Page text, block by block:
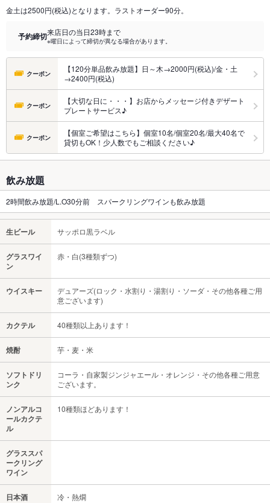
金土は2500円(税込)となります。ラストオーダー90分。
予約締切来店日の当日23時まで
※曜日によって締切が異なる場合があります。
クーポン
【120分単品飲み放題】日～木→2000円(税込)/金・土
→2400円(税込)
クーポン
【大切な日に・・・】お店からメッセージ付きデザート
プレートサービス♪
クーポン
【個室ご希望はこちら】個室10名/個室20名/最大40名で
貸切もOK！少人数でもご相談ください♪
飲み放題
2時間飲み放題/L.O30分前 スパークリングワインも飲み放題
生ビール サッポロ黒ラベル
グラスワイ
ン
赤・白(3種類ずつ)
ウイスキー
デュアーズ(ロック・水割り・湯割り・ソーダ・その他各種ご用
意ございます)
カクテル 40種類以上あります！
焼酎 芋・麦・米
ソフトドリ
ンク
コーラ・自家製ジンジャエール・オレンジ・その他各種ご用意
ございます。
ノンアルコ
ールカクテ
ル
10種類ほどあります！
グラススパ
ークリング
ワイン
日本酒 冷・熱燗